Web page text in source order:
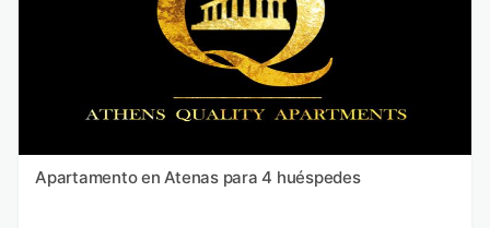
Apartamento en Atenas para 4 huéspedes